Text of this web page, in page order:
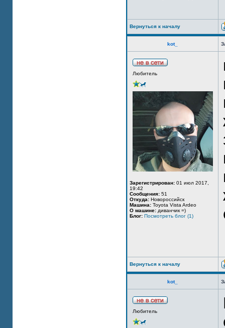
Вернуться к началу
kot_
Любитель
Зарегистрирован: 01 июл 2017,
19:42
Сообщения: 51
Откуда: Новороссийск
Машина: Toyota Vista Ardeo
О машине: диванчик =)
Блог: Посмотреть блог (1)
Вернуться к началу
kot_
Любитель